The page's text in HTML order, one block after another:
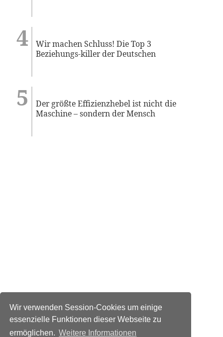
Wir verwenden Session-Cookies um einige
essenzielle Funktionen dieser Webseite zu
ermöglichen. Weitere Informationen
Wir machen Schluss! Die Top 3
Beziehungs-killer der Deutschen
Der größte Effizienzhebel ist nicht die
Maschine – sondern der Mensch